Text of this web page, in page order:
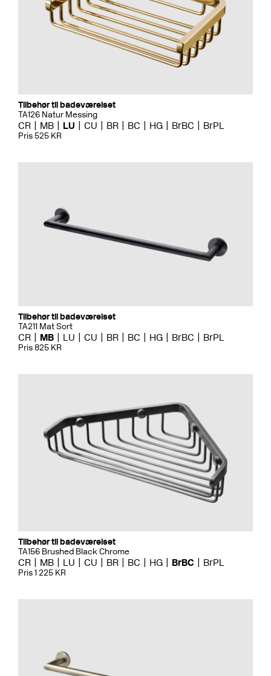
Tilbehør til badeværelset
TA126 Natur Messing
CR MB LU CU BR BC HG BrBC BrPL
Pris 525 KR
Tilbehør til badeværelset
TA211 Mat Sort
CR MB LU CU BR BC HG BrBC BrPL
Pris 825 KR
Tilbehør til badeværelset
TA156 Brushed Black Chrome
CR MB LU CU BR BC HG BrBC BrPL
Pris 1 225 KR